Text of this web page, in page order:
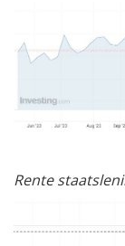
Rente